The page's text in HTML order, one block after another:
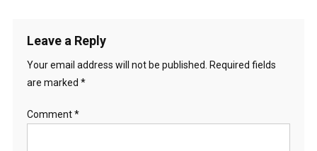
Leave a Reply
Your email address will not be published. Required fields
are marked *
Comment*